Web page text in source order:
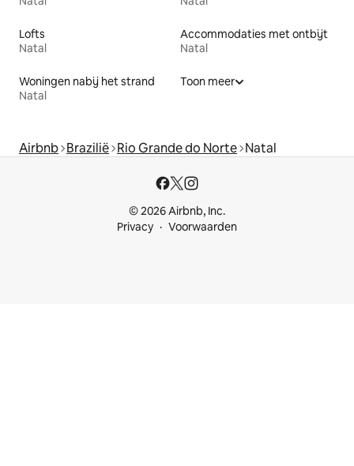
Lofts
Natal
Accommodaties met ontbijt
Natal
Woningen nabij het strand
Natal
Toon meer
Airbnb Brazilië Rio Grande do Norte Natal
© 2026 Airbnb, Inc.
Privacy
Voorwaarden